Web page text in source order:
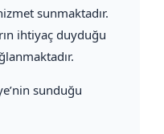
sunmaktadır.
ihtiyaç duyduğu
sunduğu